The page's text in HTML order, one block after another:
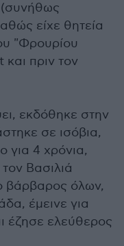
είχε θητεία
"Φρουρίου
πριν τον
εκδόθηκε στην
σε ισόβια,
για 4 χρόνια,
Βασιλιά
βάρβαρος όλων,
έμεινε για
έζησε ελεύθερος